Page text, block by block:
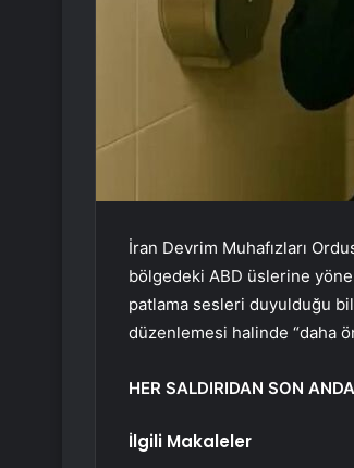
İran Devrim Muhafızları
bölgedeki ABD üslerine
patlama sesleri duyulduğu
düzenlemesi halinde “daha
HER SALDIRIDAN SON
İlgili Makaleler